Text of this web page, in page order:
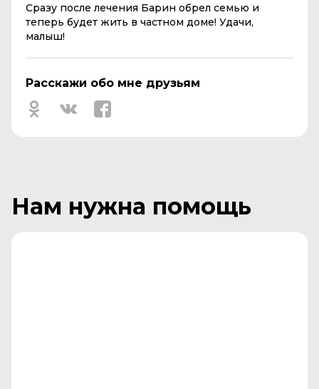
Сразу после лечения Барин обрел семью и
теперь будет жить в частном доме! Удачи,
малыш!
Расскажи обо мне друзьям
Нам нужна помощь